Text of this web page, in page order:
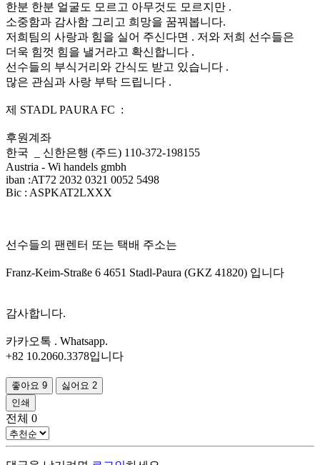
한분 한분 얼굴도 모르고 아무것도 모르지만 .
소중함과 감사함 그리고 희망을 꿈꿔봅니다.
저희팀의 사랑과 힘을 실어 주신다면 . 저와 저희 선수들은
더욱 힘껏 힘을 낼거라고 확신합니다 .
선수들의 부식거리와 간식도 받고 있습니다 .
많은 관심과 사랑 부탁 드립니다 .
제 STADL PAURA FC :
후원계좌
한국 _ 신한은행 (주드) 110-372-198155
Austria - Wi handels gmbh
iban :AT72 2032 0321 0052 5498
Bic : ASPKAT2LXXX
선수들의 팬렌터 또는 택배 주소는
Franz-Keim-Straße 6 4651 Stadl-Paura (GKZ 41820) 입니다
감사합니다.
카카오톡 . Whatsapp.
+82 10.2060.3378입니다
좋아요 9 싫어요 2
인쇄
전체 0